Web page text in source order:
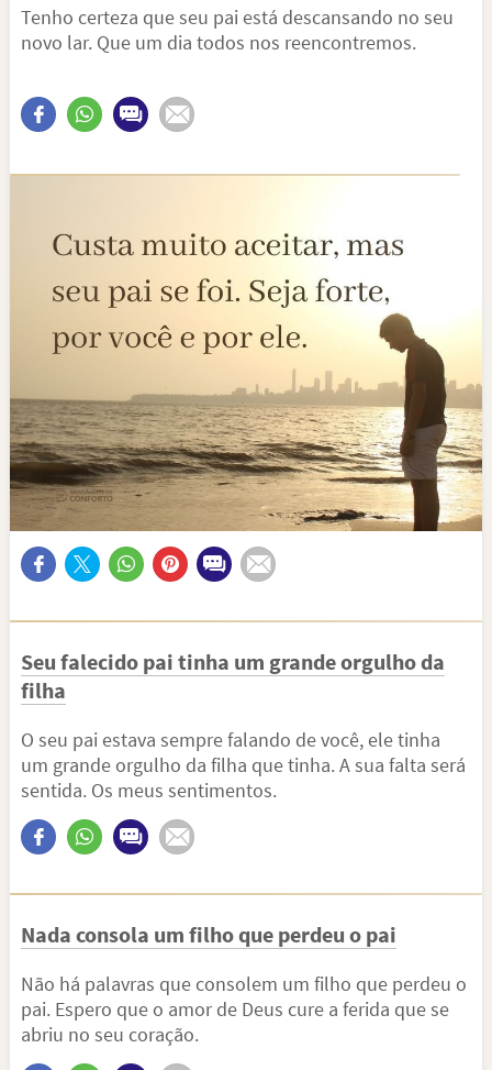
Tenho certeza que seu pai está descansando no seu
novo lar. Que um dia todos nos reencontremos.
Seu falecido pai tinha um grande orgulho da
filha
O seu pai estava sempre falando de você, ele tinha
um grande orgulho da filha que tinha. A sua falta será
sentida. Os meus sentimentos.
Nada consola um filho que perdeu o pai
Não há palavras que consolem um filho que perdeu o
pai. Espero que o amor de Deus cure a ferida que se
abriu no seu coração.